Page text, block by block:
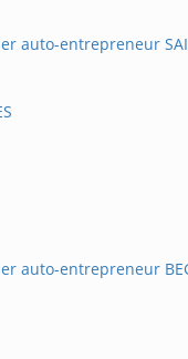
auto-entrepreneur
auto-entrepreneur